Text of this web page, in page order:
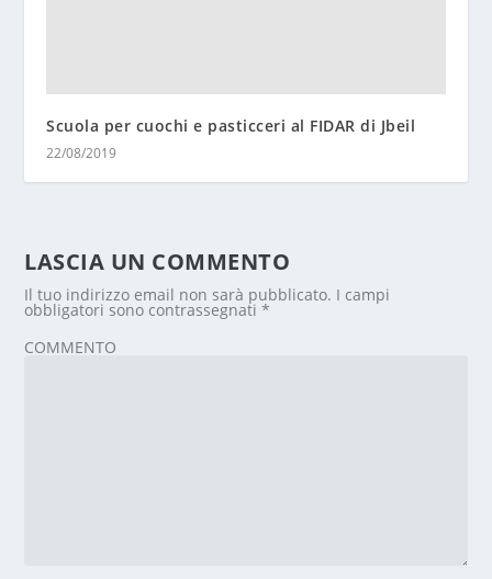
Scuola per cuochi e pasticceri al FIDAR di Jbeil
22/08/2019
LASCIA UN COMMENTO
Il tuo indirizzo email non sarà pubblicato. I campi
obbligatori sono contrassegnati*
COMMENTO